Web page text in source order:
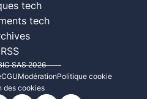
tech
tech
RSS
SAS 2026
CGUModérationPolitique cookie
des cookies